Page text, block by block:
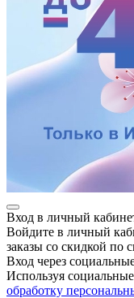
Вход в личный
Войдите в личный
заказы со скидкой по
Вход через
Используя
обработку